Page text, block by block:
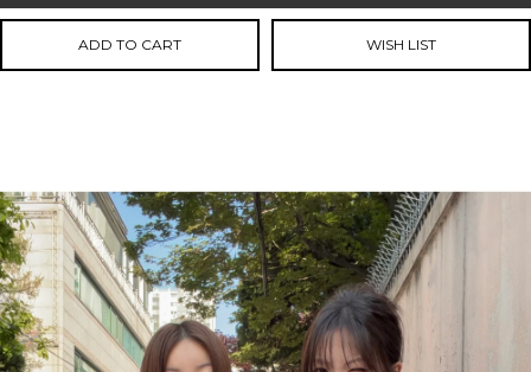
ADD TO CART WISH LIST